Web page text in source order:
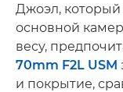
Джоэл, который
основной
весу,
70mm F2L USM
и покрытие,